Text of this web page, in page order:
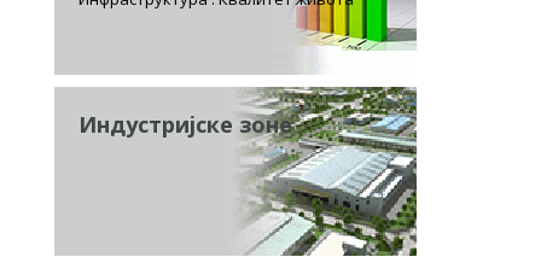
Индустријске зоне